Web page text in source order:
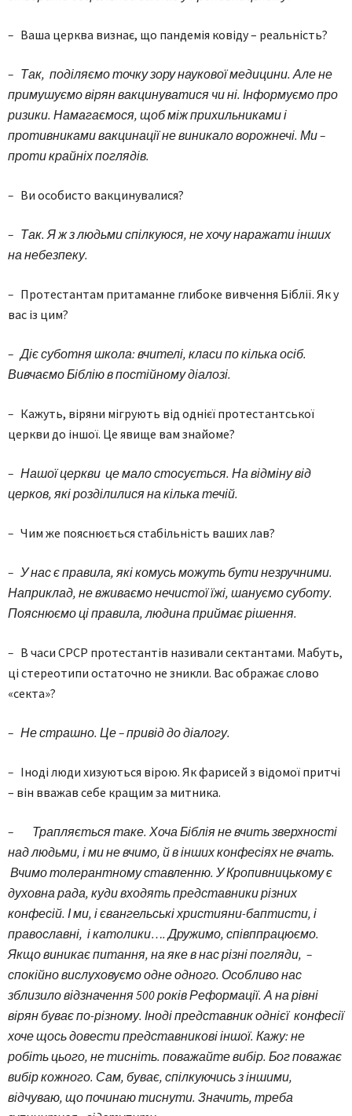
– Ваша церква визнає, що пандемія ковіду – реальність?
– Так, поділяємо точку зору наукової медицини. Але не
примушуємо вірян вакцинуватися чи ні. Інформуємо про
ризики. Намагаємося, щоб між прихильниками і
противниками вакцинації не виникало ворожнечі. Ми –
проти крайніх поглядів.
– Ви особисто вакцинувалися?
– Так. Я ж з людьми спілкуюся, не хочу наражати інших
на небезпеку.
– Протестантам притаманне глибоке вивчення Біблії. Як у
вас із цим?
– Діє суботня школа: вчителі, класи по кілька осіб.
Вивчаємо Біблію в постійному діалозі.
– Кажуть, віряни мігрують від однієї протестантської
церкви до іншої. Це явище вам знайоме?
– Нашої церкви це мало стосується. На відміну від
церков, які розділилися на кілька течій.
– Чим же пояснюється стабільність ваших лав?
– У нас є правила, які комусь можуть бути незручними.
Наприклад, не вживаємо нечистої їжі, шануємо суботу.
Пояснюємо ці правила, людина приймає рішення.
– В часи СРСР протестантів називали сектантами. Мабуть,
ці стереотипи остаточно не зникли. Вас ображає слово
«секта»?
– Не страшно. Це – привід до діалогу.
– Іноді люди хизуються вірою. Як фарисей з відомої притчі
– він вважав себе кращим за митника.
– Трапляється таке. Хоча Біблія не вчить зверхності
над людьми, і ми не вчимо, й в інших конфесіях не вчать.
Вчимо толерантному ставленню. У Кропивницькому є
духовна рада, куди входять представники різних
конфесій. І ми, і євангельські християни-баптисти, і
православні, і католики…. Дружимо, співппрацюємо.
Якщо виникає питання, на яке в нас різні погляди, –
спокійно вислуховуємо одне одного. Особливо нас
зблизило відзначення 500 років Реформації. А на рівні
вірян буває по-різному. Іноді представник однієї конфесії
хоче щось довести представникові іншої. Кажу: не
робіть цього, не тисніть. поважайте вибір. Бог поважає
вибір кожного. Сам, буває, спілкуючись з іншими,
відчуваю, що починаю тиснути. Значить, треба